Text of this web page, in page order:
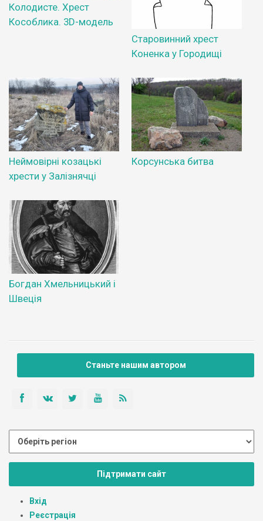
Колодисте. Хрест
Кособлика. 3D-модель
Старовинний хрест
Коненка у Городищі
Неймовірні козацькі
хрести у Залізнячці
Корсунська битва
Богдан Хмельницький і
Швеція
Станьте нашим автором
Підтримати сайт
Вхід
Реєстрація